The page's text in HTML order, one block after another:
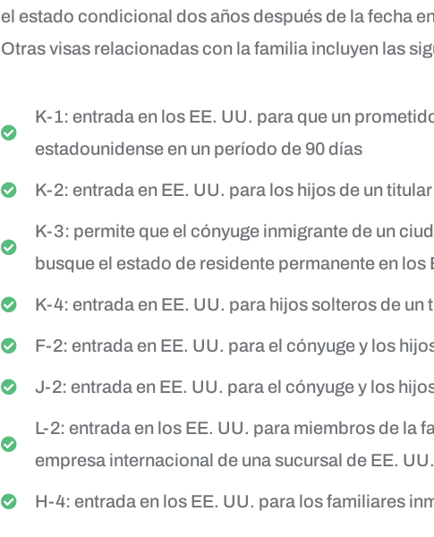
el estado condicional dos años después de la fecha
Otras visas relacionadas con la familia incluyen las
K-1: entrada en los EE. UU. para que un
estadounidense en un período de 90 días
K-2: entrada en EE. UU. para los hijos de un
K-3: permite que el cónyuge inmigrante de un
busque el estado de residente permanente en los
K-4: entrada en EE. UU. para hijos solteros de
F-2: entrada en EE. UU. para el cónyuge y los
J-2: entrada en EE. UU. para el cónyuge y los
L-2: entrada en los EE. UU. para miembros de la
empresa internacional de una sucursal de EE. UU.
H-4: entrada en los EE. UU. para los familiares